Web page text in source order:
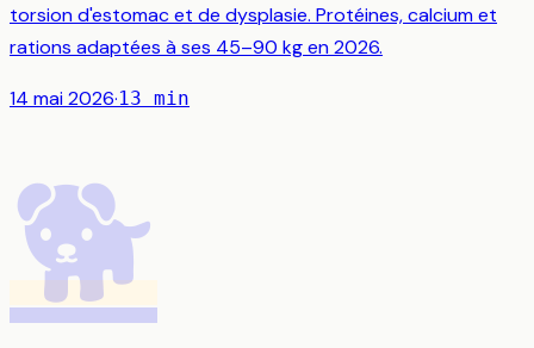
torsion d'estomac et de dysplasie. Protéines, calcium et
rations adaptées à ses 45–90 kg en 2026.
14 mai 2026·13 min
🐕